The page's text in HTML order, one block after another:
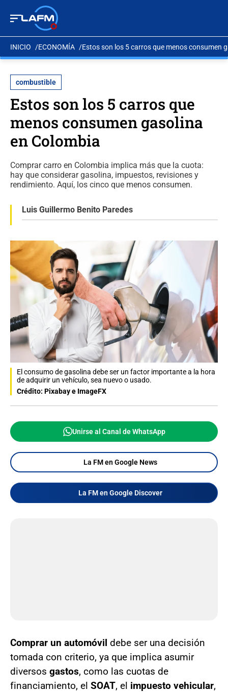
INICIO ECONOMÍA Estos son los 5 carros que menos consumen
combustible
Estos son los 5 carros que
menos consumen gasolina
en Colombia
Comprar carro en Colombia implica más que la cuota:
hay que considerar gasolina, impuestos, revisiones y
rendimiento. Aquí, los cinco que menos consumen.
Luis Guillermo Benito Paredes
El consumo de gasolina debe ser un factor importante a la hora
de adquirir un vehículo, sea nuevo o usado.
Crédito: Pixabay e ImageFX
Unirse al Canal de WhatsApp
La FM en Google News
La FM en Google Discover
Comprar un automóvil debe ser una decisión
tomada con criterio, ya que implica asumir
diversos gastos, como las cuotas de
financiamiento, el SOAT, el impuesto vehicular,